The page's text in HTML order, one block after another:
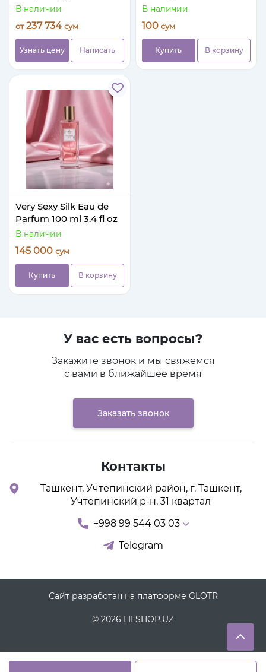
кислота и сульфат
хондроитина"
В наличии
от237 734 сум
Узнать цену Написать
Waist Support
В наличии
100 сум
Купить В корзину
Very Sexy Silk Eau de
Parfum 100 ml 3.4 fl oz
В наличии
145 000 сум
Купить В корзину
У вас есть вопросы?
Закажите звонок и мы свяжемся
с вами в ближайшее время
Заказать звонок
Контакты
Ташкент, Учтепинский район, г. Ташкент,
Учтепинский р-н, 31 квартал
+998 99 544 03 03
Telegram
Сайт разработан на платформе GLOTR
© 2026 LILSHOP.UZ